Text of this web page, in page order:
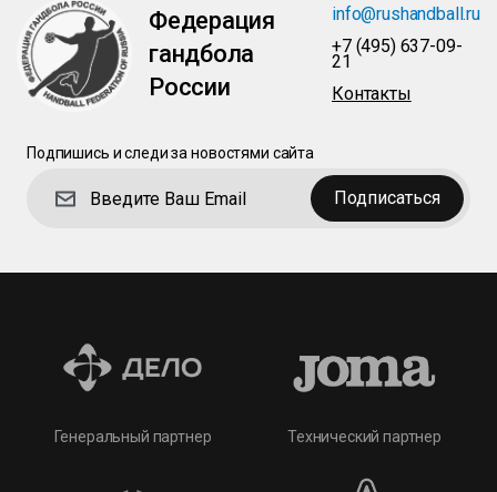
Федерация
гандбола
России
info@rushandball.ru
+7 (495) 637-09-
21
Контакты
Подпишись и следи за новостями сайта
Подписаться
Генеральный партнер Технический партнер